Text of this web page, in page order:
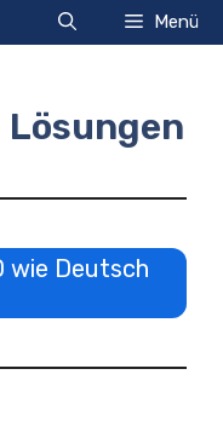
Menü
Lösungen
wie Deutsch